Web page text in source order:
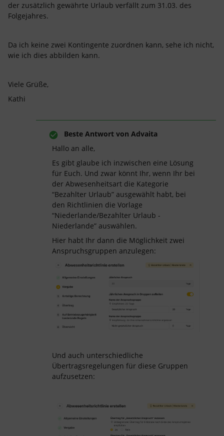
der zusätzlich gewährte Urlaub verfällt zum 31.03. des
Folgejahres.
Da ich keine zwei Kontingente zuordnen kann, sehe ich nicht,
wie ich dies abbilden kann.
Viele Grüße,
Kathi
Beste Antwort von Advaita
Hallo an alle,
Es gibt glaube ich inzwischen eine Lösung
für Euch. Und zwar könnt Ihr, wenn Ihr bei
der Abwesenheitsart die Kategorie
“Bezahlter Urlaub” ausgewählt habt, bei
den Richtlinien die Vorlage
“Niederlande/Bezahlter Urlaub -
Niederlande” auswählen.
Hier habt Ihr dann die Möglichkeit zwei
Anspruchsgruppen anzulegen:
Und auch unterschiedliche
Übertragsregelungen für diese Gruppen
aufzusetzen: